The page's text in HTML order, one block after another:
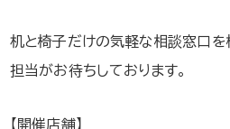
机と椅子だけの気軽な相談窓口
担当がお待ちしております。
【開催店舗】